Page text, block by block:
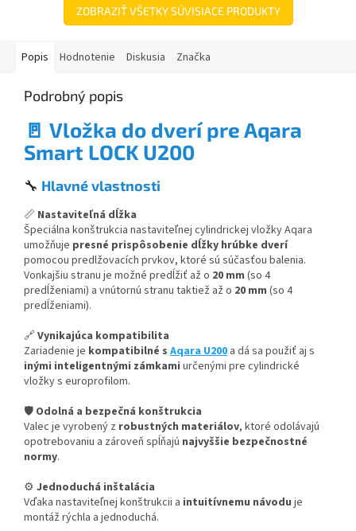
ZOBRAZIŤ VŠETKY SÚVISIACE PRODUKTY
Popis Hodnotenie Diskusia Značka
Podrobný popis
🚪 Vložka do dverí pre Aqara
Smart LOCK U200
🔧 Hlavné vlastnosti
📏 Nastaviteľná dĺžka
Špeciálna konštrukcia nastaviteľnej cylindrickej vložky Aqara
umožňuje presné prispôsobenie dĺžky hrúbke dverí
pomocou predlžovacích prvkov, ktoré sú súčasťou balenia.
Vonkajšiu stranu je možné predĺžiť až o 20 mm (so 4
predĺženiami) a vnútornú stranu taktiež až o 20 mm (so 4
predĺženiami).
🔗 Vynikajúca kompatibilita
Zariadenie je kompatibilné s Aqara U200 a dá sa použiť aj s
inými inteligentnými zámkami určenými pre cylindrické
vložky s europrofilom.
🛡 Odolná a bezpečná konštrukcia
Valec je vyrobený z robustných materiálov, ktoré odolávajú
opotrebovaniu a zároveň spĺňajú najvyššie bezpečnostné
normy.
⚙️ Jednoduchá inštalácia
Vďaka nastaviteľnej konštrukcii a intuitívnemu návodu je
montáž rýchla a jednoduchá.